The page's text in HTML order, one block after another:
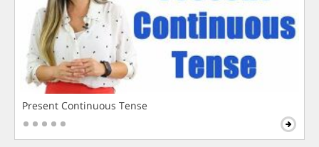
Present Continuous Tense